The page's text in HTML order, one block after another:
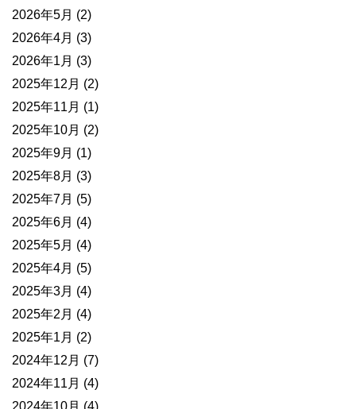
2026年5月 (2)
2026年4月 (3)
2026年1月 (3)
2025年12月 (2)
2025年11月 (1)
2025年10月 (2)
2025年9月 (1)
2025年8月 (3)
2025年7月 (5)
2025年6月 (4)
2025年5月 (4)
2025年4月 (5)
2025年3月 (4)
2025年2月 (4)
2025年1月 (2)
2024年12月 (7)
2024年11月 (4)
2024年10月 (4)